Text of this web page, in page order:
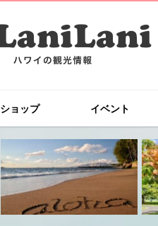
ショップ イベント